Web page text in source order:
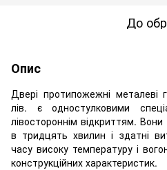
До
Опис
Двері протипожежні металеві
лів. є одностулковими
лівостороннім відкриттям.
в тридцять хвилин і здатні
часу високу температуру і
конструкційних характеристик.